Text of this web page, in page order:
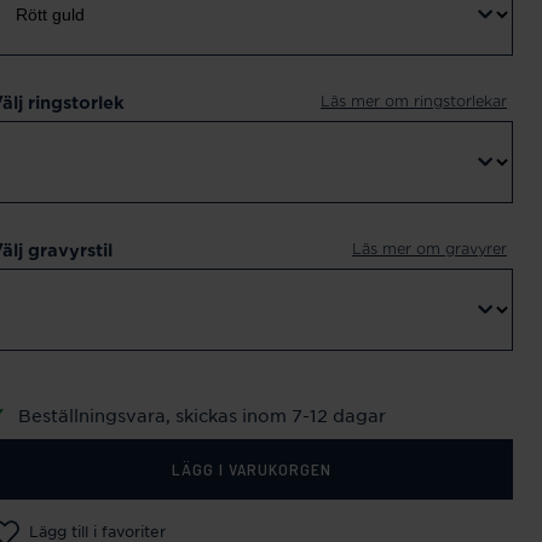
ringstorlek Läs mer om ringstorlekar
gravyrstil Läs mer om gravyrer
Beställningsvara, skickas inom 7-12 dagar
LÄGG I VARUKORGEN
Lägg till i favoriter